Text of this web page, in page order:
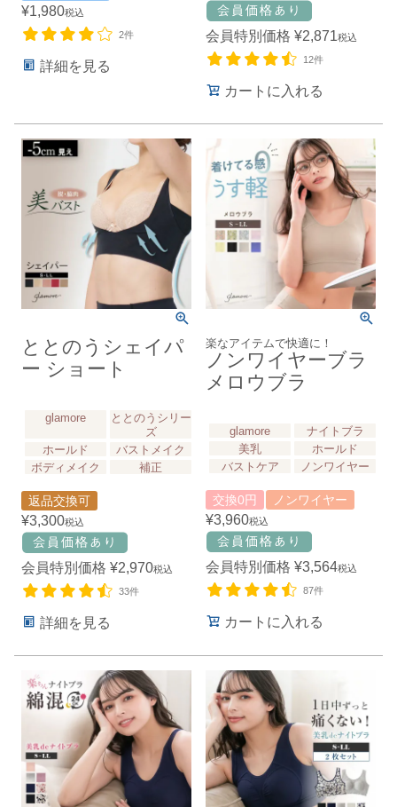
¥1,980税込
2件
詳細を見る
会員特別価格 ¥2,871税込
12件
カートに入れる
ととのうシェイパ
ー ショート
glamore
ととのうシリー
ズ
ホールド
バストメイク
ボディメイク
補正
返品交換可
¥3,300税込
会員特別価格 ¥2,970税込
33件
詳細を見る
楽なアイテムで快適に！
ノンワイヤーブラ
メロウブラ
glamore
ナイトブラ
美乳
ホールド
バストケア
ノンワイヤー
交換0円 ノンワイヤー
¥3,960税込
会員特別価格 ¥3,564税込
87件
カートに入れる